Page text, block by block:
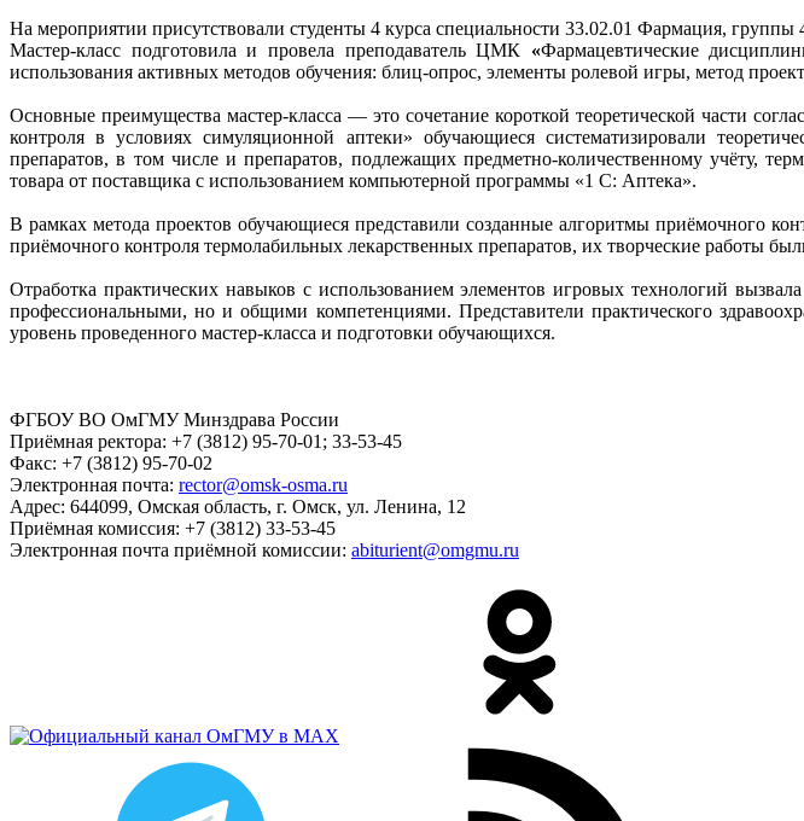
На мероприятии присутствовали студенты 4 курса специальности 33.02.01 Фармация,
Мастер-класс подготовила и провела преподаватель ЦМК «Фармацевтические
использования активных методов обучения: блиц-опрос, элементы ролевой игры, метод
Основные преимущества мастер-класса — это сочетание короткой теоретической части
контроля в условиях симуляционной аптеки» обучающиеся систематизировали
препаратов, в том числе и препаратов, подлежащих предметно-количественному учёту,
товара от поставщика с использованием компьютерной программы «1 С: Аптека».
В рамках метода проектов обучающиеся представили созданные алгоритмы приёмочного
приёмочного контроля термолабильных лекарственных препаратов, их творческие работы
Отработка практических навыков с использованием элементов игровых технологий
профессиональными, но и общими компетенциями. Представители практического
уровень проведенного мастер-класса и подготовки обучающихся.
ФГБОУ ВО ОмГМУ Минздрава России
Приёмная ректора: +7 (3812) 95-70-01; 33-53-45
Факс: +7 (3812) 95-70-02
Электронная почта: rector@omsk-osma.ru
Адрес: 644099, Омская область, г. Омск, ул. Ленина, 12
Приёмная комиссия: +7 (3812) 33-53-45
Электронная почта приёмной комиссии: abiturient@omgmu.ru